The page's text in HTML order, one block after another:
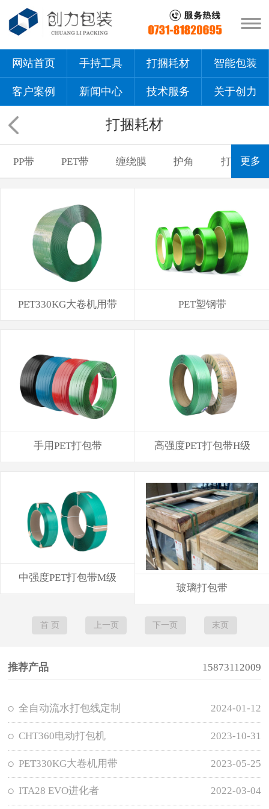
网站首页 手持工具 打捆耗材 智能包装
客户案例 新闻中心 技术服务 关于创力
打捆耗材
PP带 PET带 缠绕膜 护角 打包扣
更多
PET330KG大卷机用带 PET塑钢带
手用PET打包带 高强度PET打包带H级
中强度PET打包带M级
玻璃打包带
首 页 上一页 下一页 末页
推荐产品 15873112009
全自动流水打包线定制 2024-01-12
CHT360电动打包机 2023-10-31
PET330KG大卷机用带 2023-05-25
ITA28 EVO进化者 2022-03-04